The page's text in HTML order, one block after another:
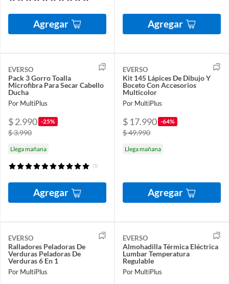
Agregar Agregar
EVERSO
Pack 3 Gorro Toalla
Microfibra Para Secar Cabello
Ducha
Por MultiPlus
$ 2.990 -25%
$ 3.990
Llega mañana
(5)
Agregar
EVERSO
Kit 145 Lápices De Dibujo Y
Boceto Con Accesorios
Multicolor
Por MultiPlus
$ 17.990 -64%
$ 49.990
Llega mañana
Agregar
EVERSO
Ralladores Peladoras De
Verduras Peladoras De
Verduras 6 En 1
Por MultiPlus
EVERSO
Almohadilla Térmica Eléctrica
Lumbar Temperatura
Regulable
Por MultiPlus